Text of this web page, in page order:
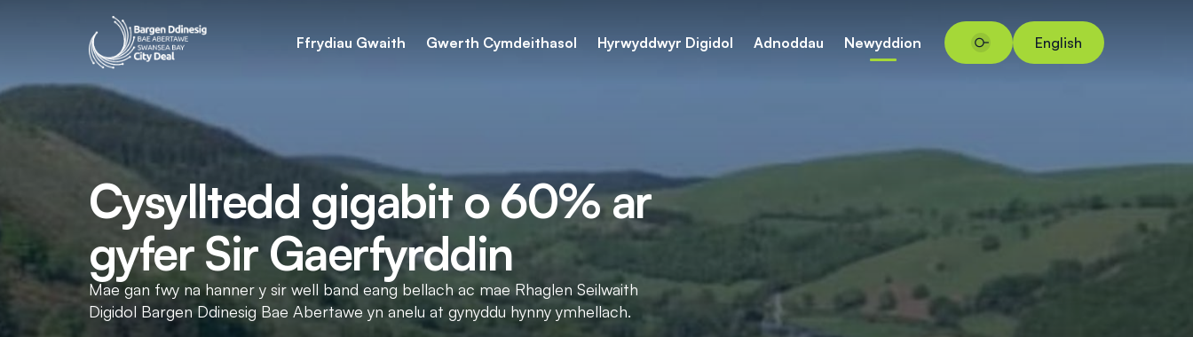
Ffrydiau Gwaith Gwerth Cymdeithasol Hyrwyddwyr Digidol Adnoddau Newyddion English
Cysylltedd gigabit o 60% ar
gyfer Sir Gaerfyrddin
Mae gan fwy na hanner y sir well band eang bellach ac mae Rhaglen Seilwaith
Digidol Bargen Ddinesig Bae Abertawe yn anelu at gynyddu hynny ymhellach.